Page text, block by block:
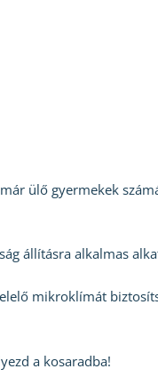
ülő gyermekek
állításra alkalmas
mikroklímát
a kosaradba!